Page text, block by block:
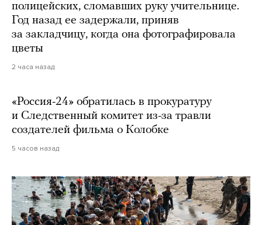
полицейских, сломавших руку учительнице.
Год назад ее задержали, приняв
за закладчицу, когда она фотографировала
цветы
2 часа назад
«Россия-24» обратилась в прокуратуру
и Следственный комитет из-за травли
создателей фильма о Колобке
5 часов назад